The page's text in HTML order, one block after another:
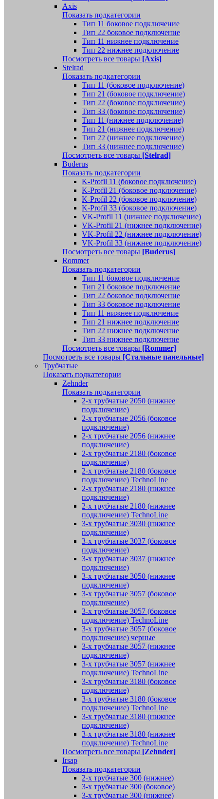
Axis
Показать подкатегории
Тип 11 боковое подключение
Тип 22 боковое подключение
Тип 11 нижнее подключение
Тип 22 нижнее подключение
Посмотреть все товары [Axis]
Stelrad
Показать подкатегории
Tип 11 (боковое подключение)
Тип 21 (боковое подключение)
Тип 22 (боковое подключение)
Тип 33 (боковое подключение)
Тип 11 (нижнее подключение)
Тип 21 (нижнее подключение)
Тип 22 (нижнее подключение)
Тип 33 (нижнее подключение)
Посмотреть все товары [Stelrad]
Buderus
Показать подкатегории
K-Profil 11 (боковое подключение)
K-Profil 21 (боковое подключение)
K-Profil 22 (боковое подключение)
K-Profil 33 (боковое подключение)
VK-Profil 11 (нижнее подключение)
VK-Profil 21 (нижнее подключение)
VK-Profil 22 (нижнее подключение)
VK-Profil 33 (нижнее подключение)
Посмотреть все товары [Buderus]
Rommer
Показать подкатегории
Тип 11 боковое подключение
Тип 21 боковое подключение
Тип 22 боковое подключение
Тип 33 боковое подключение
Тип 11 нижнее подключение
Тип 21 нижнее подключение
Тип 22 нижнее подключение
Тип 33 нижнее подключение
Посмотреть все товары [Rommer]
Посмотреть все товары [Стальные панельные]
Трубчатые
Показать подкатегории
Zehnder
Показать подкатегории
2-х трубчатые 2050 (нижнее
подключение)
2-х трубчатые 2056 (боковое
подключение)
2-х трубчатые 2056 (нижнее
подключение)
2-х трубчатые 2180 (боковое
подключение)
2-х трубчатые 2180 (боковое
подключение) TechnoLine
2-х трубчатые 2180 (нижнее
подключение)
2-х трубчатые 2180 (нижнее
подключение) TechnoLine
3-х трубчатые 3030 (нижнее
подключение)
3-х трубчатые 3037 (боковое
подключение)
3-х трубчатые 3037 (нижнее
подключение)
3-х трубчатые 3050 (нижнее
подключение)
3-х трубчатые 3057 (боковое
подключение)
3-х трубчатые 3057 (боковое
подключение) TechnoLine
3-х трубчатые 3057 (боковое
подключение) черные
3-х трубчатые 3057 (нижнее
подключение)
3-х трубчатые 3057 (нижнее
подключение) TechnoLine
3-х трубчатые 3180 (боковое
подключение)
3-х трубчатые 3180 (боковое
подключение) TechnoLine
3-х трубчатые 3180 (нижнее
подключение)
3-х трубчатые 3180 (нижнее
подключение) TechnoLine
Посмотреть все товары [Zehnder]
Irsap
Показать подкатегории
2-х трубчатые 300 (нижнее)
3-х трубчатые 300 (боковое)
3-х трубчатые 300 (нижнее)